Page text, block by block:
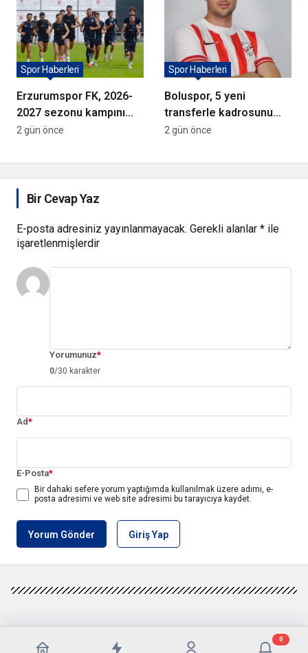
Erzurumspor FK, 2026-
2027 sezonu kampını
tamamladı
Spor Haberleri
2 gün önce
Boluspor, 5 yeni
transferle kadrosunu
güçlendirdi
Spor Haberleri
2 gün önce
Bir Cevap Yaz
E-posta adresiniz yayınlanmayacak. Gerekli alanlar * ile
işaretlenmişlerdir
Yorumunuz*
0/30 karakter
Ad*
E-Posta*
Bir dahaki sefere yorum yaptığımda kullanılmak üzere adımı, e-
posta adresimi ve web site adresimi bu tarayıcıya kaydet.
Yorum Gönder Giriş Yap
0